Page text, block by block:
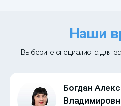
Наши
Выберите специалиста для
Богдан